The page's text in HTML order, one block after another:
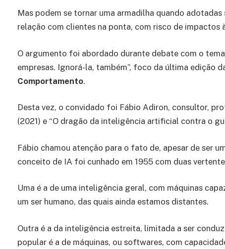
Mas podem se tornar uma armadilha quando
relação com clientes na ponta, com risco de impactos
O argumento foi abordado durante debate com o
empresas. Ignorá-la, também”, foco da última edição
Comportamento.
Desta vez, o convidado foi Fábio Adiron, consultor,
(2021) e “O dragão da inteligência artificial contra o
Fábio chamou atenção para o fato de, apesar de ser
conceito de IA foi cunhado em 1955 com duas
Uma é a de uma inteligência geral, com máquinas
um ser humano, das quais ainda estamos distantes.
Outra é a da inteligência estreita, limitada a ser
popular é a de máquinas, ou softwares, com